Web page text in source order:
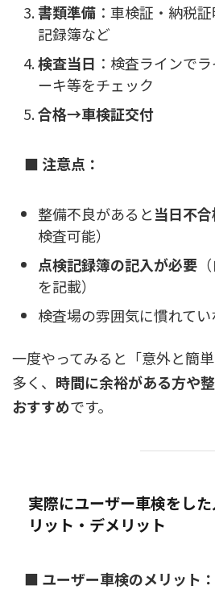
書類準備 ：車検証・納税
記録簿など
検査当日 ：検査ラインで
ーキ等をチェック
合格→車検証交付
■ 注意点：
整備不良があると当日不
検査可能）
点検記録簿の記入が必要
を記載）
検査場の雰囲気に慣れて
一度やってみると「意外と簡
多く、 時間に余裕がある方や
おすすめです。
実際にユーザー車検をし
リット・デメリット
■ ユーザー車検のメリット：